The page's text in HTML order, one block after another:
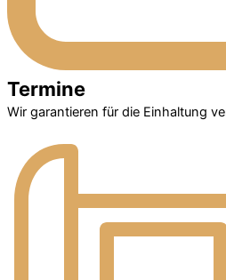
Termine
Wir garantieren für die Einhaltung